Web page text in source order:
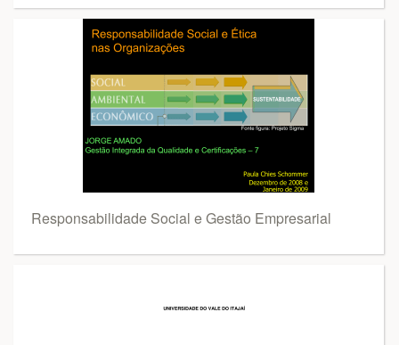
Responsabilidade Social e Gestão Empresarial